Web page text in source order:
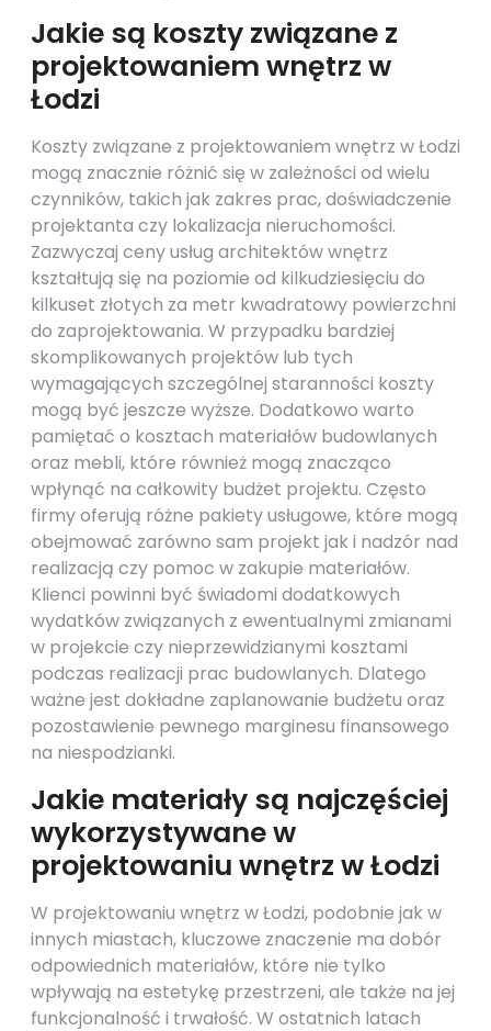
Jakie są koszty związane z
projektowaniem wnętrz w
Łodzi
Koszty związane z projektowaniem wnętrz w Łodzi
mogą znacznie różnić się w zależności od wielu
czynników, takich jak zakres prac, doświadczenie
projektanta czy lokalizacja nieruchomości.
Zazwyczaj ceny usług architektów wnętrz
kształtują się na poziomie od kilkudziesięciu do
kilkuset złotych za metr kwadratowy powierzchni
do zaprojektowania. W przypadku bardziej
skomplikowanych projektów lub tych
wymagających szczególnej staranności koszty
mogą być jeszcze wyższe. Dodatkowo warto
pamiętać o kosztach materiałów budowlanych
oraz mebli, które również mogą znacząco
wpłynąć na całkowity budżet projektu. Często
firmy oferują różne pakiety usługowe, które mogą
obejmować zarówno sam projekt jak i nadzór nad
realizacją czy pomoc w zakupie materiałów.
Klienci powinni być świadomi dodatkowych
wydatków związanych z ewentualnymi zmianami
w projekcie czy nieprzewidzianymi kosztami
podczas realizacji prac budowlanych. Dlatego
ważne jest dokładne zaplanowanie budżetu oraz
pozostawienie pewnego marginesu finansowego
na niespodzianki.
Jakie materiały są najczęściej
wykorzystywane w
projektowaniu wnętrz w Łodzi
W projektowaniu wnętrz w Łodzi, podobnie jak w
innych miastach, kluczowe znaczenie ma dobór
odpowiednich materiałów, które nie tylko
wpływają na estetykę przestrzeni, ale także na jej
funkcjonalność i trwałość. W ostatnich latach